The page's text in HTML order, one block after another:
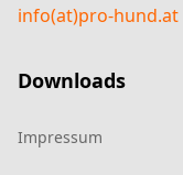
info(at)pro-hund.at
Downloads
Impressum